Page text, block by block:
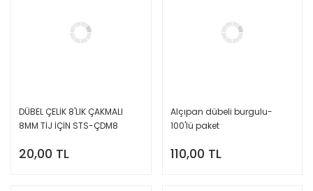
DÜBEL ÇELİK 8'LIK ÇAKMALI
8MM TİJ İÇİN STS-ÇDM8
20,00 TL
Alçıpan dübeli burgulu-
100'lü paket
110,00 TL